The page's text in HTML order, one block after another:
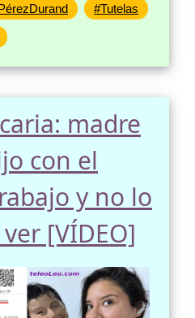
#Tutelas
madre
con el
y no lo
[VÍDEO]